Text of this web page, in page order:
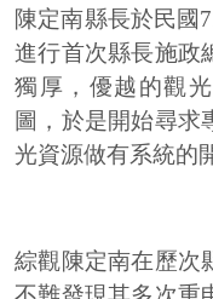
陳定南縣長於民國
進行首次縣長施政
獨厚，優越的觀
圖，於是開始尋求
光資源做有系統的
綜觀陳定南在歷次